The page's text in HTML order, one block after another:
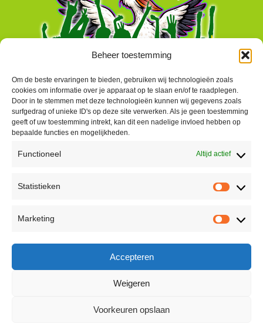
Beheer toestemming
Om de beste ervaringen te bieden, gebruiken wij technologieën zoals
cookies om informatie over je apparaat op te slaan en/of te raadplegen.
Door in te stemmen met deze technologieën kunnen wij gegevens zoals
surfgedrag of unieke ID's op deze site verwerken. Als je geen toestemming
geeft of uw toestemming intrekt, kan dit een nadelige invloed hebben op
bepaalde functies en mogelijkheden.
Functioneel Altijd actief
Statistieken
Marketing
Accepteren
Weigeren
Voorkeuren opslaan
Peter Vergroesen
korenfestivaldenhaag@gmail.com